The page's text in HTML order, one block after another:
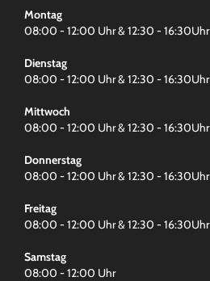
Montag
08:00 - 12:00 Uhr & 12:30 - 16:30Uhr
Dienstag
08:00 - 12:00 Uhr & 12:30 - 16:30Uhr
Mittwoch
08:00 - 12:00 Uhr & 12:30 - 16:30Uhr
Donnerstag
08:00 - 12:00 Uhr & 12:30 - 16:30Uhr
Freitag
08:00 - 12:00 Uhr & 12:30 - 16:30Uhr
Samstag
08:00 - 12:00 Uhr